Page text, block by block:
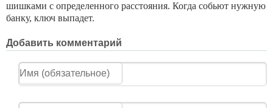
шишками с определенного расстояния. Когда собьют нужную
банку, ключ выпадет.
Добавить комментарий